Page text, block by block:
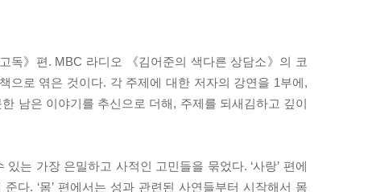
독》편. MBC 라디오 《김어준의 색다른 상담소》의 코
으로 엮은 것이다. 각 주제에 대한 저자의 강연을 1부에,
남은 이야기를 추신으로 더해, 주제를 되새김하고 깊이
있는 가장 은밀하고 사적인 고민들을 묶었다. ‘사랑’ 편에
다. ‘몸’ 편에서는 성과 관련된 사연들부터 시작해서 몸